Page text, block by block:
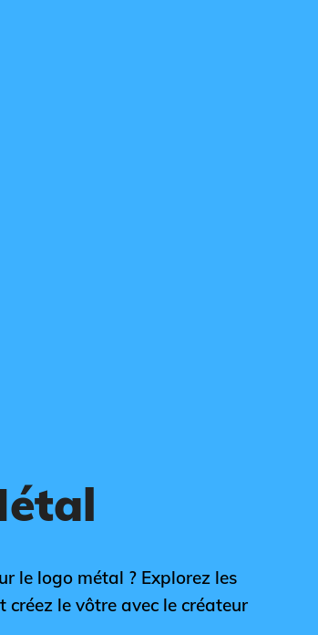
le logo métal ? Explorez les
le vôtre avec le créateur